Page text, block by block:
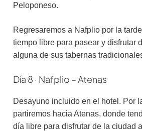
Peloponeso.
Regresaremos a Nafplio por la
tiempo libre para pasear y disfrutar
alguna de sus tabernas
Día 8 · Nafplio – Atenas
Desayuno incluido en el hotel. Por
partiremos hacia Atenas, donde
día libre para disfrutar de la ciudad